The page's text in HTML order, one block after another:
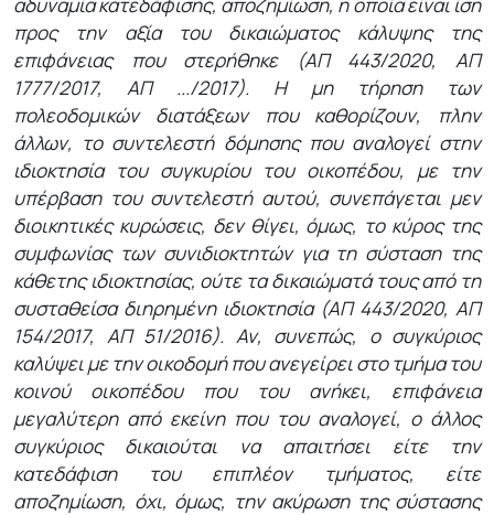
προς την αξία του δικαιώματος κάλυψης της
επιφάνειας που στερήθηκε (ΑΠ 443/2020, ΑΠ
1777/2017, ΑΠ .../2017). Η μη τήρηση των
πολεοδομικών διατάξεων που καθορίζουν, πλην
άλλων, το συντελεστή δόμησης που αναλογεί στην
ιδιοκτησία του συγκυρίου του οικοπέδου, με την
υπέρβαση του συντελεστή αυτού, συνεπάγεται μεν
διοικητικές κυρώσεις, δεν θίγει, όμως, το κύρος της
συμφωνίας των συνιδιοκτητών για τη σύσταση της
κάθετης ιδιοκτησίας, ούτε τα δικαιώματά τους από τη
συσταθείσα διηρημένη ιδιοκτησία (ΑΠ 443/2020, ΑΠ
154/2017, ΑΠ 51/2016). Αν, συνεπώς, ο συγκύριος
καλύψει με την οικοδομή που ανεγείρει στο τμήμα του
κοινού οικοπέδου που του ανήκει, επιφάνεια
μεγαλύτερη από εκείνη που του αναλογεί, ο άλλος
συγκύριος δικαιούται να απαιτήσει είτε την
κατεδάφιση του επιπλέον τμήματος, είτε
αποζημίωση, όχι, όμως, την ακύρωση της σύστασης